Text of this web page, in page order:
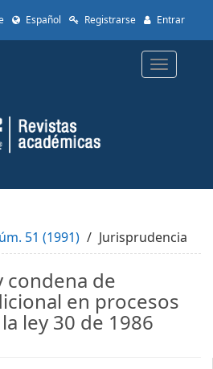
Español Registrarse Entrar
Toggle
51 (1991) Jurisprudencia
condena de
en procesos
ley 30 de 1986